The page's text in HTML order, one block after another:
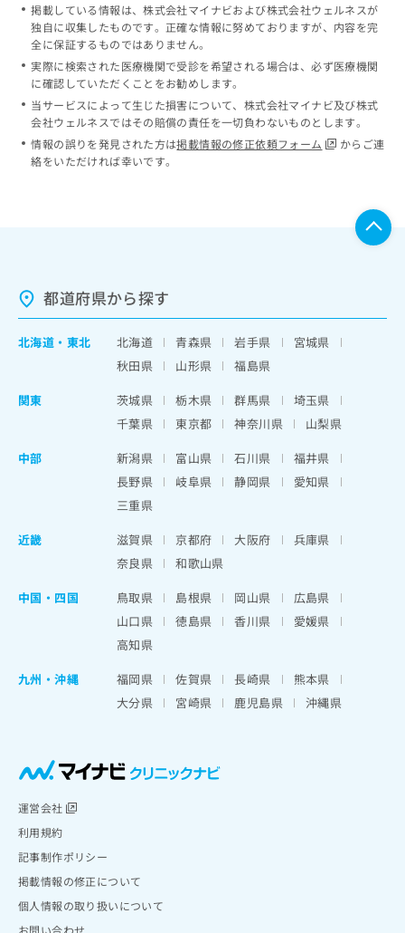
掲載している情報は、株式会社マイナビおよび株式会社ウェルネスが
独自に収集したものです。正確な情報に努めておりますが、内容を完
全に保証するものではありません。
実際に検索された医療機関で受診を希望される場合は、必ず医療機関
に確認していただくことをお勧めします。
当サービスによって生じた損害について、株式会社マイナビ及び株式
会社ウェルネスではその賠償の責任を一切負わないものとします。
情報の誤りを発見された方は掲載情報の修正依頼フォーム
からご連
絡をいただければ幸いです。
都道府県から探す
北海道 ・ 東北 北海道 青森県 岩手県
宮城県
秋田県
山形県
福島県
関東
茨城県 栃木県 群馬県
埼玉県
千葉県
東京都 神奈川県
山梨県
中部
新潟県 富山県 石川県
福井県
長野県
岐阜県 静岡県
愛知県
三重県
近畿
滋賀県 京都府 大阪府
兵庫県
奈良県
和歌山県
中国・四国
鳥取県 島根県 岡山県
広島県
山口県
徳島県 香川県
愛媛県
高知県
九州・沖縄
福岡県 佐賀県 長崎県
熊本県
大分県
宮崎県 鹿児島県 沖縄県
運営会社
利用規約
記事制作ポリシー
掲載情報の修正について
個人情報の取り扱いについて
お問い合わせ